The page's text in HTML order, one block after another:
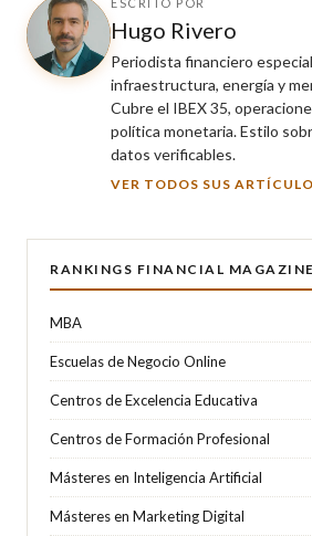
Hugo Rivero
Periodista financiero
infraestructura, energía y
Cubre el IBEX 35,
política monetaria. Estilo
datos verificables.
VER TODOS SUS
RANKINGS FINANCIAL MAGAZINE
MBA
Escuelas de Negocio Online
Centros de Excelencia Educativa
Centros de Formación Profesional
Másteres en Inteligencia Artificial
Másteres en Marketing Digital